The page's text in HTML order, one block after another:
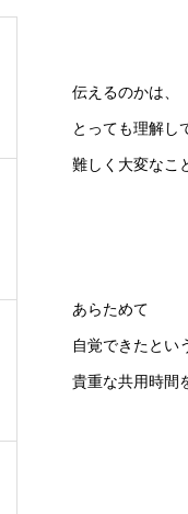
伝えるのかは、
とっても理解し
難しく大変なこ
あらためて
自覚できたとい
貴重な共用時間